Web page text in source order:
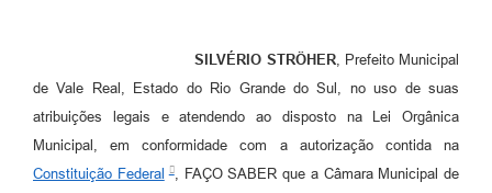
SILVÉRIO STRÖHER, Prefeito Municipal
de Vale Real, Estado do Rio Grande do Sul, no uso de suas
atribuições legais e atendendo ao disposto na Lei Orgânica
Municipal, em conformidade com a autorização contida na
Constituição Federal
, FAÇO SABER que a Câmara Municipal de